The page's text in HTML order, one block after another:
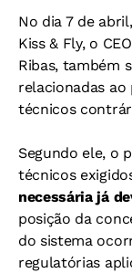
No dia 7 de
Kiss & Fly, o
Ribas, também
relacionadas
técnicos
Segundo ele, o
técnicos
necessária já
posição da
do sistema
regulatórias